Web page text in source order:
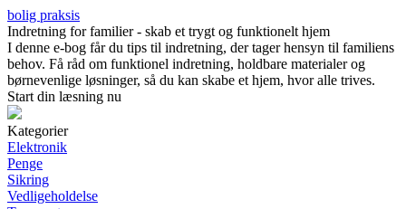
bolig praksis
Indretning for familier - skab et trygt og funktionelt hjem
I denne e-bog får du tips til indretning, der tager hensyn til familiens
behov. Få råd om funktionel indretning, holdbare materialer og
børnevenlige løsninger, så du kan skabe et hjem, hvor alle trives.
Start din læsning nu
Kategorier
Elektronik
Penge
Sikring
Vedligeholdelse